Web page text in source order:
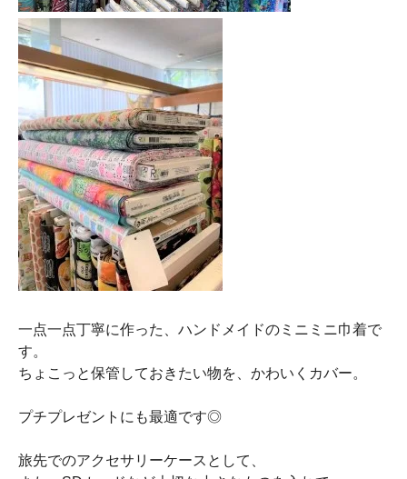
一点一点丁寧に作った、ハンドメイドのミニミニ巾着で
す。
ちょこっと保管しておきたい物を、かわいくカバー。
プチプレゼントにも最適です◎
旅先でのアクセサリーケースとして、